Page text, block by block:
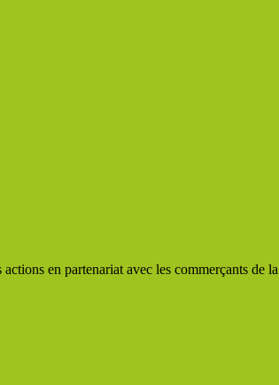
en partenariat avec les commerçants de la